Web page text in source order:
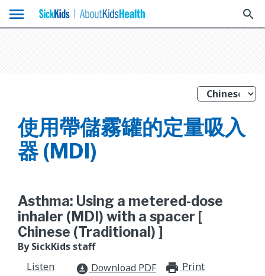
menu search
使用帶儲霧罐的定量吸入
器 (MDI)
Asthma: Using a metered-dose
inhaler (MDI) with a spacer [
Chinese (Traditional) ]
By SickKids staff
Listen
download_for_offline Download PDF Print